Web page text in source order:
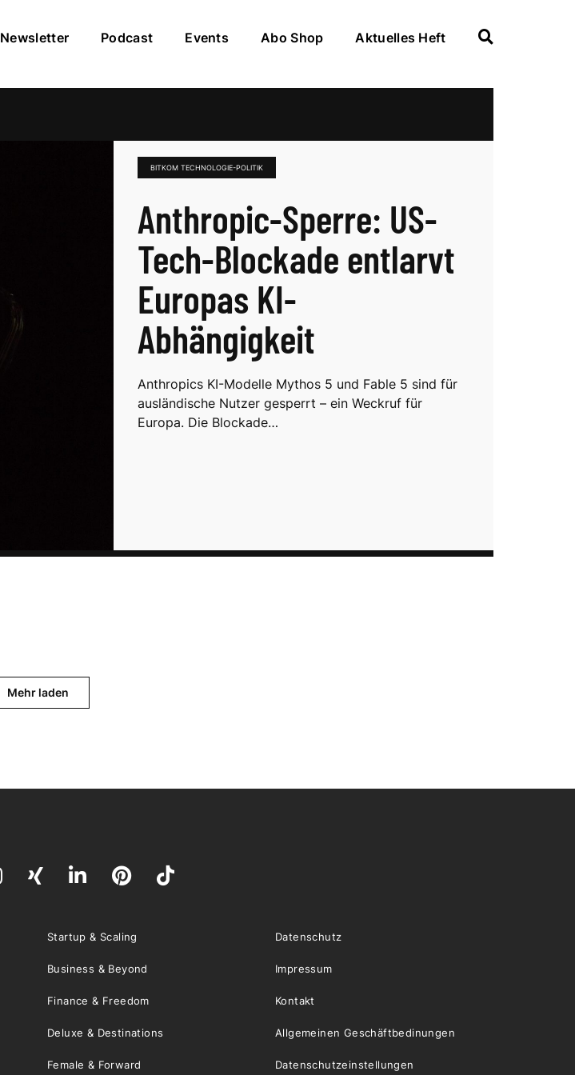
Newsletter Podcast Events Abo Shop Aktuelles Heft
BITKOM TECHNOLOGIE-POLITIK
Anthropic-Sperre: US-
Tech-Blockade entlarvt
Europas KI-
Abhängigkeit
Anthropics KI-Modelle Mythos 5 und Fable 5 sind für
ausländische Nutzer gesperrt – ein Weckruf für
Europa. Die Blockade…
Mehr laden
Startup & Scaling
Business & Beyond
Finance & Freedom
Deluxe & Destinations
Female & Forward
Datenschutz
Impressum
Kontakt
Allgemeinen Geschäftbedinungen
Datenschutzeinstellungen